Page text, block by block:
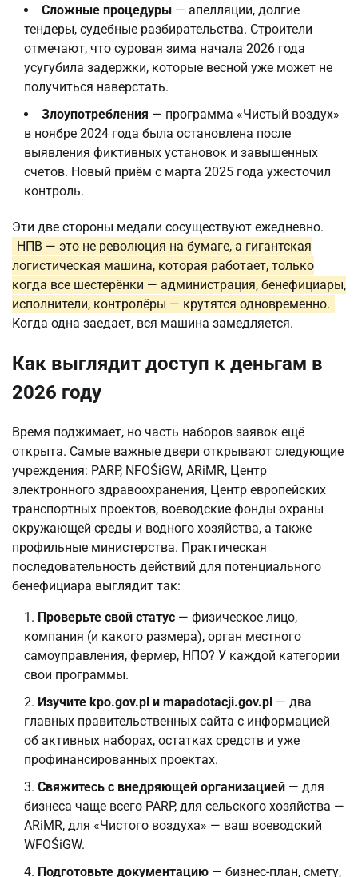
Сложные процедуры — апелляции, долгие
тендеры, судебные разбирательства. Строители
отмечают, что суровая зима начала 2026 года
усугубила задержки, которые весной уже может не
получиться наверстать.
Злоупотребления — программа «Чистый воздух»
в ноябре 2024 года была остановлена после
выявления фиктивных установок и завышенных
счетов. Новый приём с марта 2025 года ужесточил
контроль.
Эти две стороны медали сосуществуют ежедневно.
НПВ — это не революция на бумаге, а гигантская
логистическая машина, которая работает, только
когда все шестерёнки — администрация, бенефициары,
исполнители, контролёры — крутятся одновременно.
Когда одна заедает, вся машина замедляется.
Как выглядит доступ к деньгам в
2026 году
Время поджимает, но часть наборов заявок ещё
открыта. Самые важные двери открывают следующие
учреждения: PARP, NFOŚiGW, ARiMR, Центр
электронного здравоохранения, Центр европейских
транспортных проектов, воеводские фонды охраны
окружающей среды и водного хозяйства, а также
профильные министерства. Практическая
последовательность действий для потенциального
бенефициара выглядит так:
Проверьте свой статус — физическое лицо,
компания (и какого размера), орган местного
самоуправления, фермер, НПО? У каждой категории
свои программы.
Изучите kpo.gov.pl и mapadotacji.gov.pl — два
главных правительственных сайта с информацией
об активных наборах, остатках средств и уже
профинансированных проектах.
Свяжитесь с внедряющей организацией — для
бизнеса чаще всего PARP, для сельского хозяйства —
ARiMR, для «Чистого воздуха» — ваш воеводский
WFOŚiGW.
Подготовьте документацию — бизнес-план, смету,